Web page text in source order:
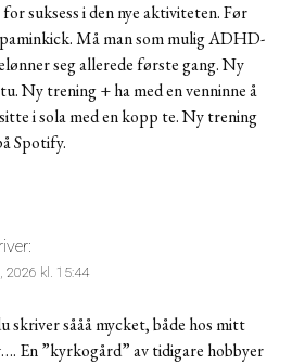
suksess i den nye aktiviteten. Før
Må man som mulig ADHD-
seg allerede første gang. Ny
Ny trening + ha med en venninne å
i sola med en kopp te. Ny trening
Spotify.
2026 kl. 15:44
skriver sååå mycket, både hos mitt
En ”kyrkogård” av tidigare hobbyer